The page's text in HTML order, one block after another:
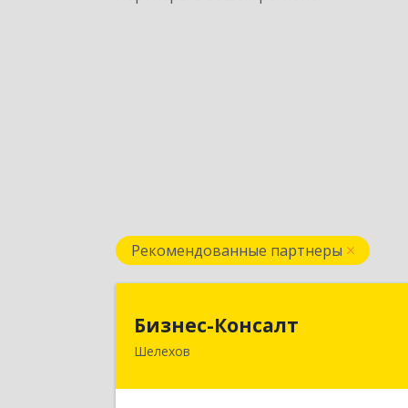
Рекомендованные партнеры
Бизнес-Консалт
Шелехов666034, Иркутская обл, Шелехов г,